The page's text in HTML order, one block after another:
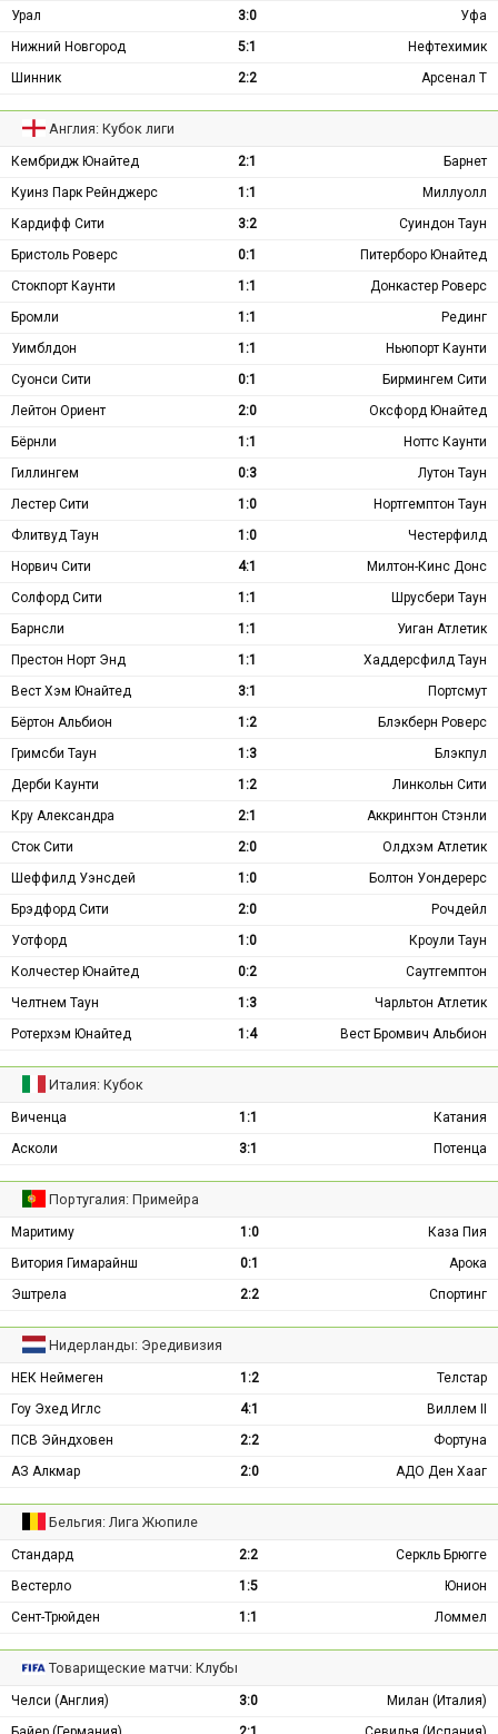
Урал
3:0
Уфа
Нижний Новгород
5:1
Нефтехимик
Шинник
2:2 Арсенал Т
Англия: Кубок лиги
Кембридж Юнайтед 2:1
Барнет
Куинз Парк Рейнджерс
1:1
Миллуолл
Кардифф Сити
3:2
Суиндон Таун
Бристоль Роверс
0:1
Питерборо Юнайтед
Стокпорт Каунти
1:1
Донкастер Роверс
Бромли
1:1
Рединг
Уимблдон
1:1
Ньюпорт Каунти
Суонси Сити
0:1
Бирмингем Сити
Лейтон Ориент
2:0
Оксфорд Юнайтед
Бёрнли
1:1
Ноттс Каунти
Гиллингем
0:3
Лутон Таун
Лестер Сити
1:0
Нортгемптон Таун
Флитвуд Таун
1:0
Честерфилд
Норвич Сити
4:1
Милтон-Кинс Донс
Солфорд Сити
1:1
Шрусбери Таун
Барнсли
1:1
Уиган Атлетик
Престон Норт Энд
1:1
Хаддерсфилд Таун
Вест Хэм Юнайтед
3:1
Портсмут
Бёртон Альбион
1:2
Блэкберн Роверс
Гримсби Таун
1:3
Блэкпул
Дерби Каунти
1:2
Линкольн Сити
Кру Александра
2:1
Аккрингтон Стэнли
Сток Сити
2:0
Олдхэм Атлетик
Шеффилд Уэнсдей
1:0
Болтон Уондерерс
Брэдфорд Сити
2:0
Рочдейл
Уотфорд
1:0
Кроули Таун
Колчестер Юнайтед
0:2
Саутгемптон
Челтнем Таун
1:3
Чарльтон Атлетик
Ротерхэм Юнайтед
1:4 Вест Бромвич Альбион
Италия: Кубок
Виченца 1:1
Катания
Асколи
3:1 Потенца
Португалия: Примейра
Маритиму 1:0
Каза Пия
Витория Гимарайнш
0:1
Арока
Эштрела
2:2 Спортинг
Нидерланды: Эредивизия
НЕК Неймеген 1:2
Телстар
Гоу Эхед Иглс
4:1
Виллем II
ПСВ Эйндховен
2:2
Фортуна
АЗ Алкмар
2:0 АДО Ден Хааг
Бельгия: Лига Жюпиле
Стандард 2:2
Серкль Брюгге
Вестерло
1:5
Юнион
Сент-Трюйден
1:1 Ломмел
Товарищеские матчи: Клубы
Челси (Англия) 3:0
Милан (Италия)